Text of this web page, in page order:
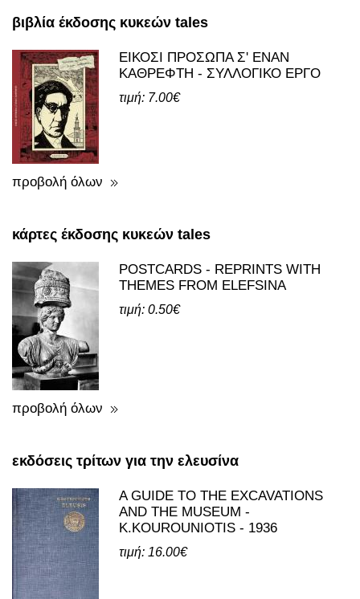
βιβλία έκδοσης κυκεών tales
ΕΙΚΟΣΙ ΠΡΟΣΩΠΑ Σ' ΕΝΑΝ
ΚΑΘΡΕΦΤΗ - ΣΥΛΛΟΓΙΚΟ ΕΡΓΟ
τιμή: 7.00€
προβολή όλων
κάρτες έκδοσης κυκεών tales
POSTCARDS - REPRINTS WITH
THEMES FROM ELEFSINA
τιμή: 0.50€
προβολή όλων
εκδόσεις τρίτων για την ελευσίνα
A GUIDE TO THE EXCAVATIONS
AND THE MUSEUM -
K.KOUROUNIOTIS - 1936
τιμή: 16.00€